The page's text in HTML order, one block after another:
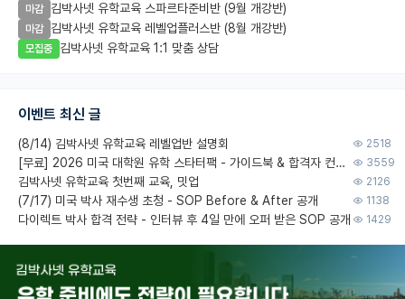
마감 김박사넷 유학교육 스파르타준비반 (9월 개강반)
마감 김박사넷 유학교육 레벨업플러스반 (8월 개강반)
모집중 김박사넷 유학교육 1:1 맞춤 상담
이벤트 최신 글
(8/14) 김박사넷 유학교육 레벨업반 설명회 2518
[무료] 2026 미국 대학원 유학 스타터팩 - 가이드북 & 합격자 컨택메일 템플릿 3559
김박사넷 유학교육 첫번째 교육, 밋업 2126
(7/17) 미국 박사 재수생 초청 - SOP Before & After 공개 1138
다이렉트 박사 합격 전략 - 인터뷰 후 4일 만에 오퍼 받은 SOP 공개 1429